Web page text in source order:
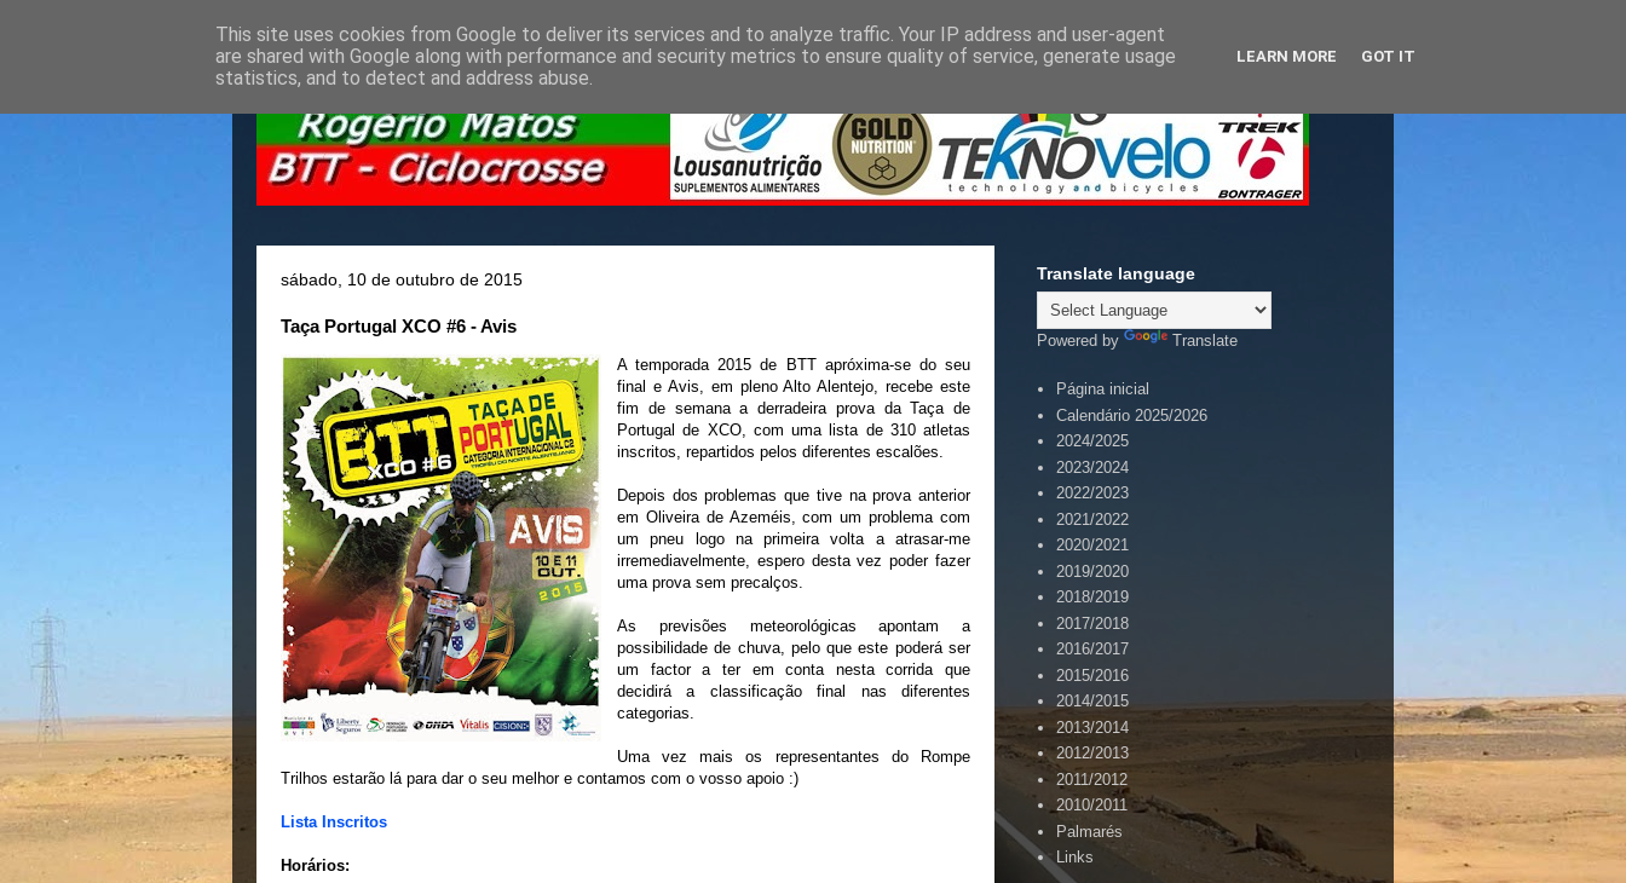
sábado, 10 de outubro de 2015
Taça Portugal XCO #6 - Avis
A temporada 2015 de BTT apróxima-se do seu
final e Avis, em pleno Alto Alentejo, recebe este
fim de semana a derradeira prova da Taça de
Portugal de XCO, com uma lista de 310 atletas
inscritos, repartidos pelos diferentes escalões.
Depois dos problemas que tive na prova anterior
em Oliveira de Azeméis, com um problema com
um pneu logo na primeira volta a atrasar-me
irremediavelmente, espero desta vez poder fazer
uma prova sem precalços.
As previsões meteorológicas apontam a
possibilidade de chuva, pelo que este poderá ser
um factor a ter em conta nesta corrida que
decidirá a classificação final nas diferentes
categorias.
Uma vez mais os representantes do Rompe
Trilhos estarão lá para dar o seu melhor e contamos com o vosso apoio :)
Lista Inscritos
Horários:
Translate language
Powered by Translate
Página inicial
Calendário 2025/2026
2024/2025
2023/2024
2022/2023
2021/2022
2020/2021
2019/2020
2018/2019
2017/2018
2016/2017
2015/2016
2014/2015
2013/2014
2012/2013
2011/2012
2010/2011
Palmarés
Links
This site uses cookies from Google to deliver its services and to analyze traffic. Your IP address and user-agent
are shared with Google along with performance and security metrics to ensure quality of service, generate usage
statistics, and to detect and address abuse.
LEARN MORE GOT IT